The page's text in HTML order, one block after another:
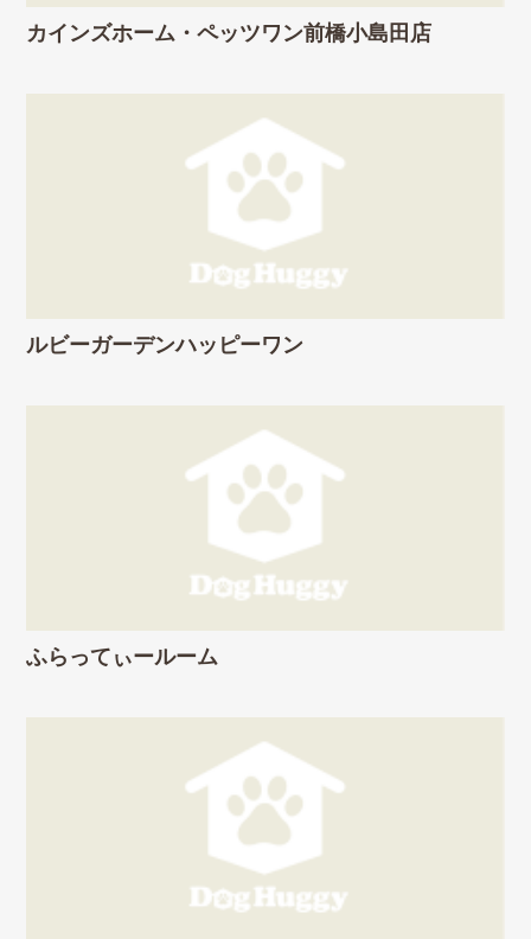
カインズホーム・ペッツワン前橋小島田店
ルビーガーデンハッピーワン
ふらってぃールーム